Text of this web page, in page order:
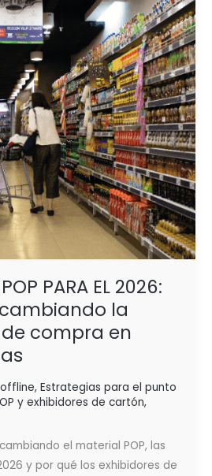
PARA EL 2026:
la
compra en
, Estrategias para el punto
y exhibidores de cartón,
el material POP, las
y por qué los exhibidores de